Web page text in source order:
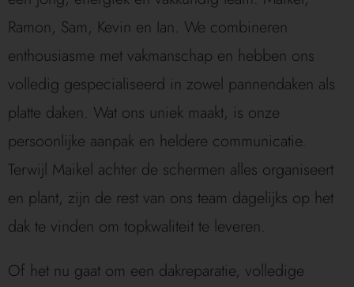
Ramon, Sam, Kevin en Ian. We combineren
enthousiasme met vakmanschap en hebben ons
volledig gespecialiseerd in zowel pannendaken als
platte daken. Wat ons uniek maakt, is onze
persoonlijke aanpak en heldere communicatie.
Terwijl Maikel achter de schermen alles organiseert
en plant, zijn de rest van ons team dagelijks op het
dak te vinden om topkwaliteit te leveren.
Of het nu gaat om een dakreparatie, volledige